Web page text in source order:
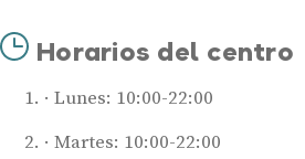
Horarios del centro
Lunes: 10:00-22:00
Martes: 10:00-22:00